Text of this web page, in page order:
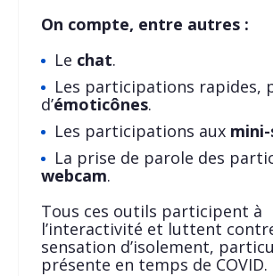
On compte, entre autres :
Le chat.
Les participations rapides,
d’émoticônes.
Les participations aux
La prise de parole des
webcam.
Tous ces outils participent à
l’interactivité et luttent
sensation d’isolement,
présente en temps de COVID.